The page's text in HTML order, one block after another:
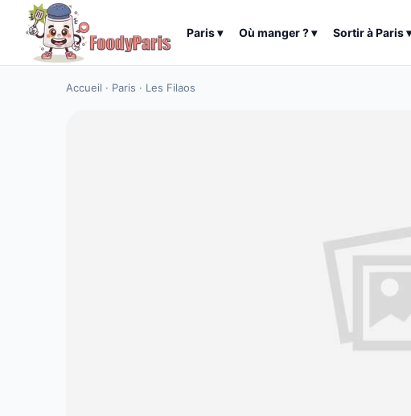
Paris▾ Où manger ?▾ Sortir àParis▾
Accueil · Paris · Les Filaos